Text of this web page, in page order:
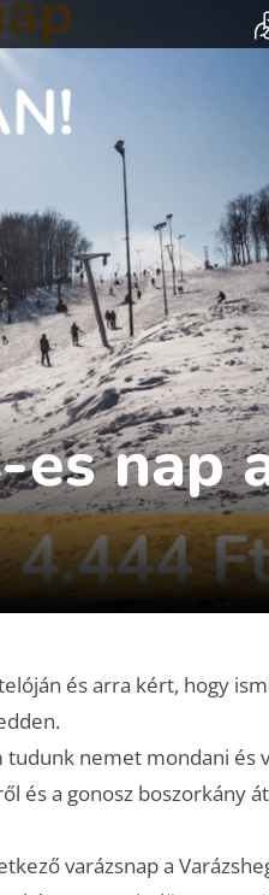
es nap
és arra kért, hogy
nemet mondani és
és a gonosz boszorkány
varázsnap a